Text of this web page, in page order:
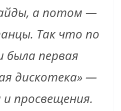
а потом —
Так что по
была первая
дискотека» —
и просвещения.